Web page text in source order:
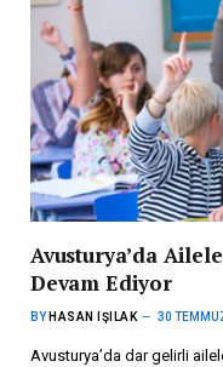
Avusturya’da
Devam Ediyor
BY HASAN IŞILAK 30
Avusturya’da dar gelirli